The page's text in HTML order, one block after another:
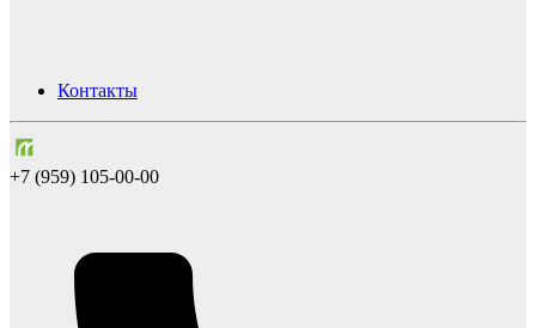
Контакты
+7 (959) 105-00-00